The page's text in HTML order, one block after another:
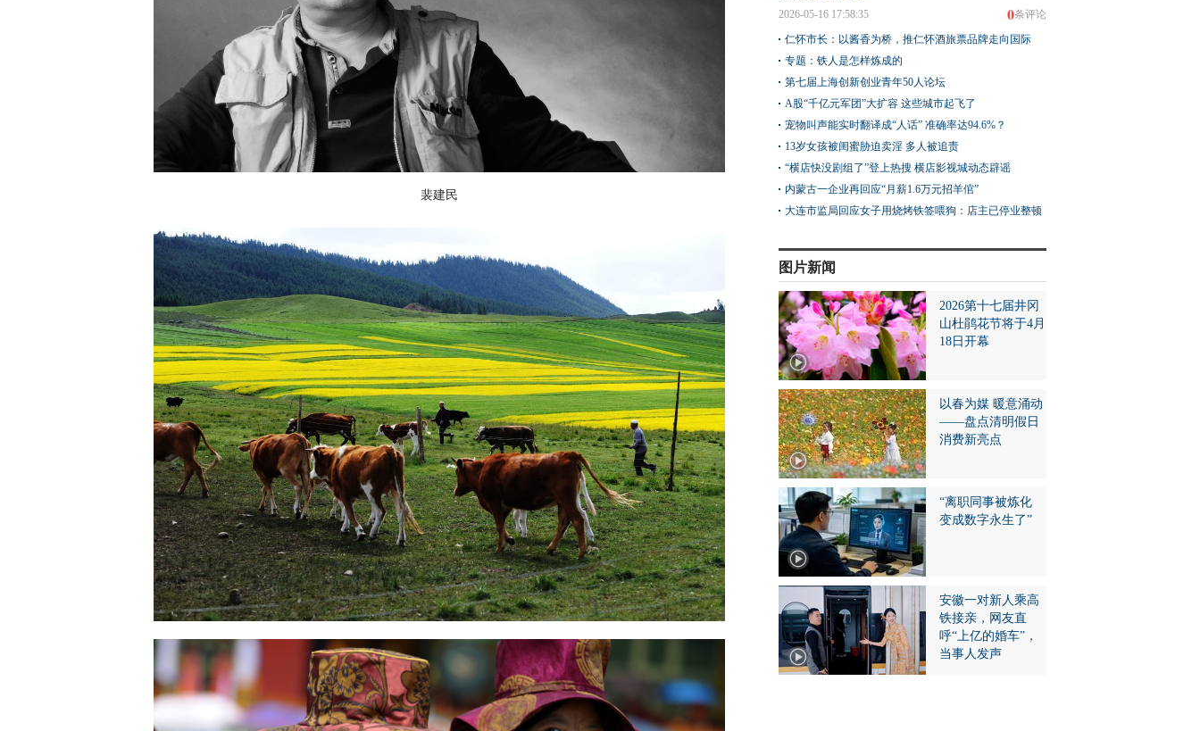
裴建民
0条评论
2026-05-16 17:58:35
仁怀市长：以酱香为桥，推仁怀酒旅票品牌走向国际
专题：铁人是怎样炼成的
第七届上海创新创业青年50人论坛
A股“千亿元军团”大扩容 这些城市起飞了
宠物叫声能实时翻译成“人话” 准确率达94.6%？
13岁女孩被闺蜜胁迫卖淫 多人被追责
“横店快没剧组了”登上热搜 横店影视城动态辟谣
内蒙古一企业再回应“月薪1.6万元招羊倌”
大连市监局回应女子用烧烤铁签喂狗：店主已停业整顿
图片新闻
2026第十七届井冈
山杜鹃花节将于4月
18日开幕
以春为媒 暖意涌动
——盘点清明假日
消费新亮点
“离职同事被炼化
变成数字永生了”
安徽一对新人乘高
铁接亲，网友直
呼“上亿的婚车”，
当事人发声